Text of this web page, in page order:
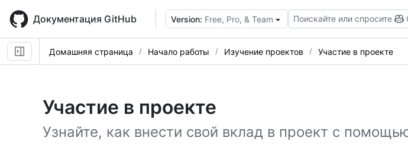
main
content
Документация GitHub Version: Free, Pro, & Team Поискайте или спросите
Домашняя страница Начало работы Изучение проектов Участие в проекте
Участие в проекте
Узнайте, как внести свой вклад в проект с